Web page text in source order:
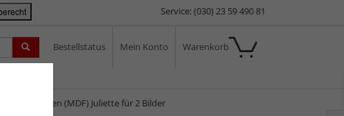
Service: (030) 23 59 490 81
Bestellstatus Mein Konto Warenkorb
Galerierahmen (MDF) Juliette für 2 Bilder